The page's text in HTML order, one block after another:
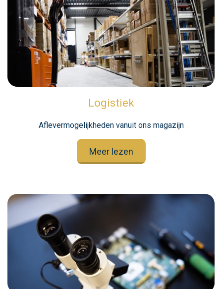
Logistiek
Aflevermogelijkheden vanuit ons magazijn
Meer lezen